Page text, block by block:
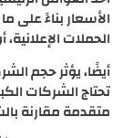
الأسعار بناءً على
الحملات الإعلانية،
أيضًا، يؤثر حجم
تحتاج الشركات
متقدمة مقارنة